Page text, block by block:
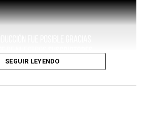
SEGUIR LEYENDO